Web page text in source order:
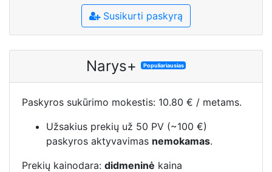
Susikurti paskyrą
Narys+ Populiariausias
Paskyros sukūrimo mokestis: 10.80 € / metams.
Užsakius prekių už 50 PV (~100 €)
paskyros aktyvavimas nemokamas.
Prekių kainodara: didmeninė kaina